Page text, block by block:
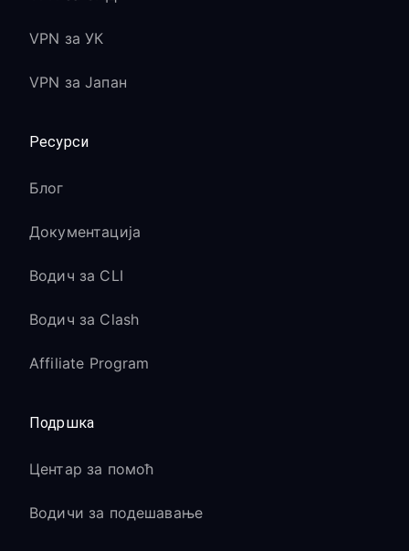
VPN за УК
VPN за Јапан
Ресурси
Блог
Документација
Водич за CLI
Водич за Clash
Affiliate Program
Подршка
Центар за помоћ
Водичи за подешавање